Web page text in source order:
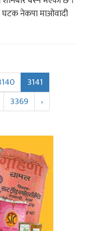
घटक नेकपा माओवादी
3141
3369 ›